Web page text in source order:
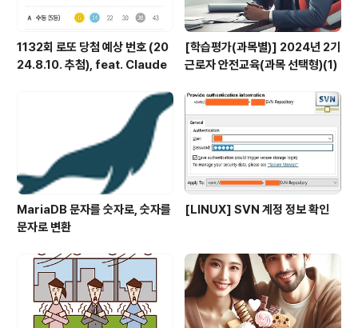
1132회 로또 당첨 예상 번호 (20
24.8.10. 추첨), feat. Claude
[학습평가(과목별)] 2024년 2기
근로자 안전교육(과목 선택형)(1)
MariaDB 문자를 숫자로, 숫자를
문자로 변환
[LINUX] SVN 계정 정보 확인